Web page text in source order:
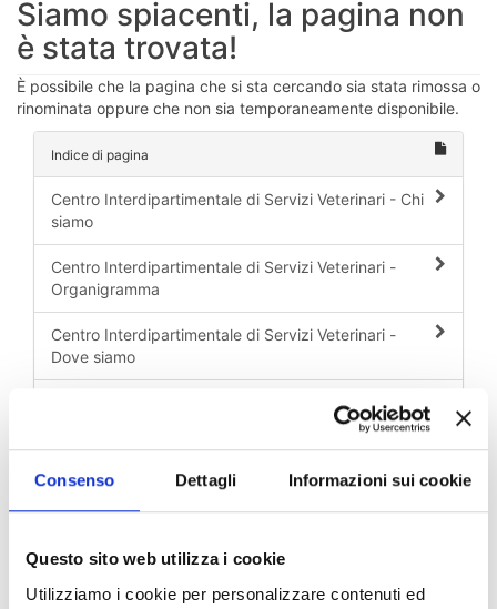
Consenso Dettagli Informazioni sui cookie
Questo sito web utilizza i cookie
Utilizziamo i cookie per personalizzare contenuti ed
Siamo spiacenti, la pagina non
è stata trovata!
È possibile che la pagina che si sta cercando sia stata rimossa o
rinominata oppure che non sia temporaneamente disponibile.
Indice di pagina
Centro Interdipartimentale di Servizi Veterinari - Chi
siamo
Centro Interdipartimentale di Servizi Veterinari -
Organigramma
Centro Interdipartimentale di Servizi Veterinari -
Dove siamo
Centro Interdipartimentale di Servizi Veterinari -
Chi sei? Naviga il sito per profilo
Studente Iscritto